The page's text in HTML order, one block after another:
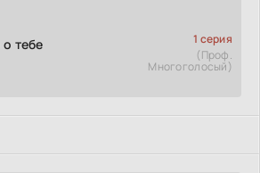
тебе
1 серия
(Проф.
Многоголосый)